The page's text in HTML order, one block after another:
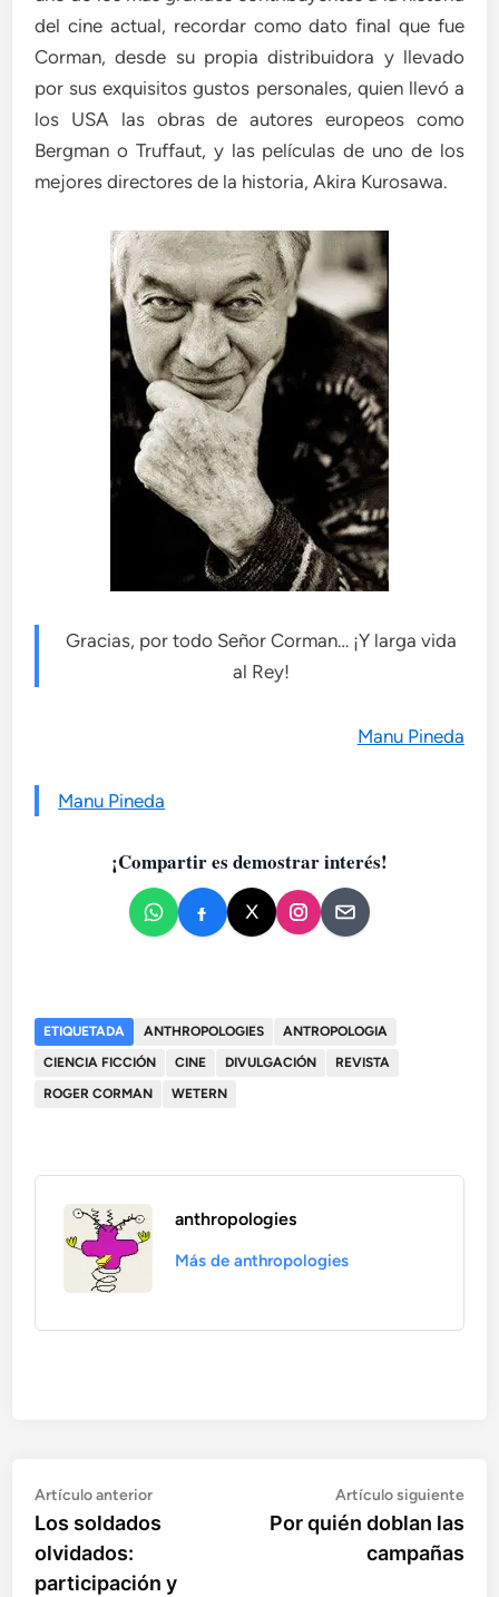
del cine actual, recordar como dato final que fue
Corman, desde su propia distribuidora y llevado
por sus exquisitos gustos personales, quien llevó a
los USA las obras de autores europeos como
Bergman o Truffaut, y las películas de uno de los
mejores directores de la historia, Akira Kurosawa.
Gracias, por todo Señor Corman… ¡Y larga vida
al Rey!
Manu Pineda
Manu Pineda
¡Compartir es demostrar interés!
ETIQUETADA ANTHROPOLOGIES
ANTROPOLOGIA
CIENCIA FICCIÓN
CINE DIVULGACIÓN
REVISTA
ROGER CORMAN
WETERN
anthropologies
Más de anthropologies
Navegación
de
entradas
Artículo anteriorArtículo
anterior:
Los soldados
olvidados:
participación y
Artículo siguiente
Por quién doblan las
campañas